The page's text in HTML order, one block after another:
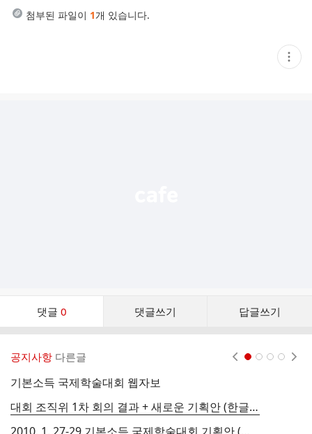
첨부된 파일이 1개 있습니다.
현
재
댓글 0 댓글쓰기 답글쓰기
댓
공지사항 다른글
기본소득 국제학술대회 웹자보
대회 조직위 1차 회의 결과 + 새로운 기획안 (한글파일 첨부)